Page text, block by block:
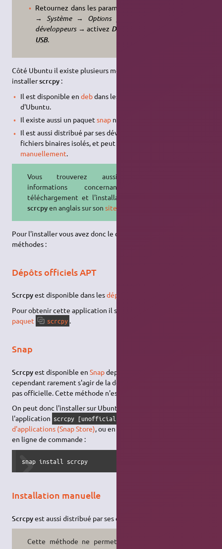
Retournez dans les paramètres
→Système→ Options pour les
développeurs→ activez Débogage
USB.
Côté Ubuntu il existe plusieurs méthodes,
installerscrcpy :
Il est disponible en debdans les
d'Ubuntu.
Il existe aussi un paquet snapnon-officiel.
Il est aussi distribué par ses développeurs en tant que
fichiers binaires isolés, et peut donc s'
manuellement.
Vous trouverez aussi des
informations concernant le
téléchargement et l'installation de
scrcpyen anglais sur son site officiel
Pour l'installer vous avez donc le choix entre l'une de ces
méthodes :
Dépôts officiels APT
Scrcpyest disponible dans lesdépôts officiels
Pour obtenir cette application il suffit donc d'
paquet
scrcpy .
Snap
Scrcpyest disponible enSnapdepuis
cependant rarement s'agir de la dernière version, et elle n'est
pas officielle. Cette méthode n'est donc pas recommandée.
On peut donc l'installer sur Ubuntu simplement en installant
l'application scrcpy [unofficial]
d'applications (Snap Store), ou en installant le paquet
en ligne de commande :
snap install scrcpy
Installation manuelle
Scrcpyest aussi distribué par ses développeurs sur
Cette méthode ne permet pas de